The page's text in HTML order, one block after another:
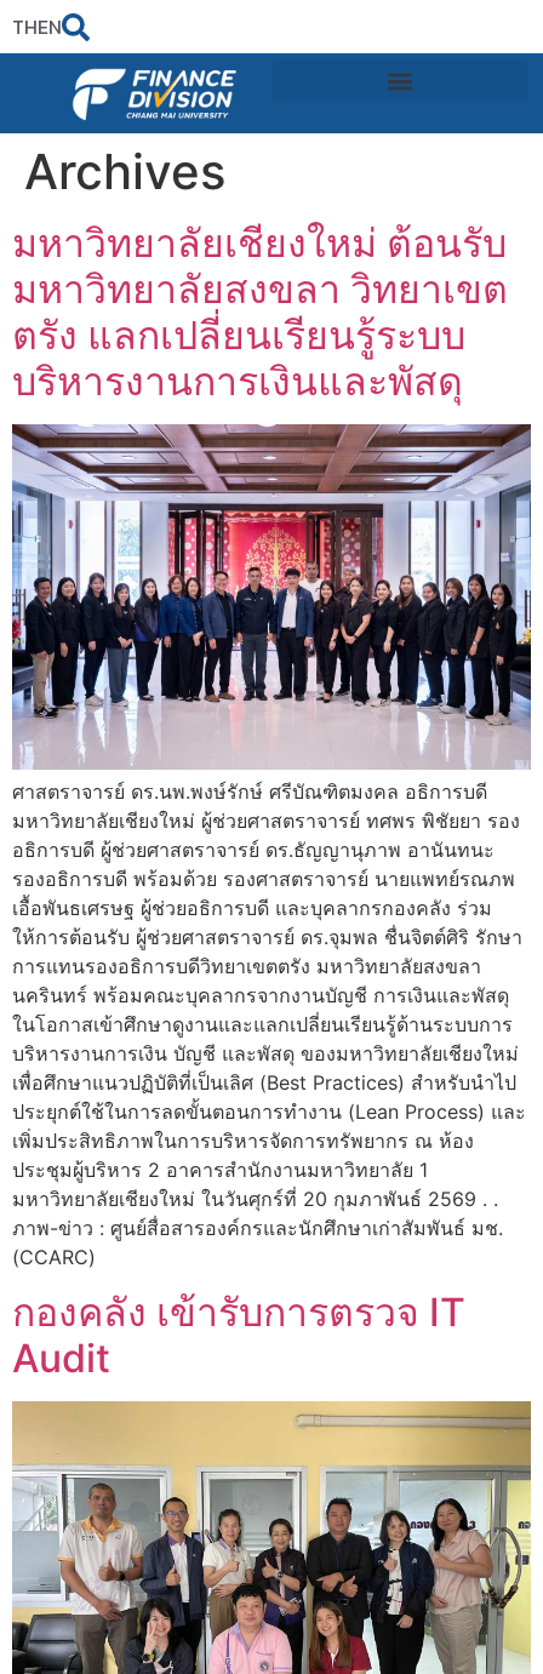
THEN
Archives
มหาวิทยาลัยเชียงใหม่ ต้อนรับ
มหาวิทยาลัยสงขลา วิทยาเขต
ตรัง แลกเปลี่ยนเรียนรู้ระบบ
บริหารงานการเงินและพัสดุ
ศาสตราจารย์ ดร.นพ.พงษ์รักษ์ ศรีบัณฑิตมงคล อธิการบดี
มหาวิทยาลัยเชียงใหม่ ผู้ช่วยศาสตราจารย์ ทศพร พิชัยยา รอง
อธิการบดี ผู้ช่วยศาสตราจารย์ ดร.ธัญญานุภาพ อานันทนะ
รองอธิการบดี พร้อมด้วย รองศาสตราจารย์ นายแพทย์รณภพ
เอื้อพันธเศรษฐ ผู้ช่วยอธิการบดี และบุคลากรกองคลัง ร่วม
ให้การต้อนรับ ผู้ช่วยศาสตราจารย์ ดร.จุมพล ชื่นจิตต์ศิริ รักษา
การแทนรองอธิการบดีวิทยาเขตตรัง มหาวิทยาลัยสงขลา
นครินทร์ พร้อมคณะบุคลากรจากงานบัญชี การเงินและพัสดุ
ในโอกาสเข้าศึกษาดูงานและแลกเปลี่ยนเรียนรู้ด้านระบบการ
บริหารงานการเงิน บัญชี และพัสดุ ของมหาวิทยาลัยเชียงใหม่
เพื่อศึกษาแนวปฏิบัติที่เป็นเลิศ (Best Practices) สำหรับนำไป
ประยุกต์ใช้ในการลดขั้นตอนการทำงาน (Lean Process) และ
เพิ่มประสิทธิภาพในการบริหารจัดการทรัพยากร ณ ห้อง
ประชุมผู้บริหาร 2 อาคารสำนักงานมหาวิทยาลัย 1
มหาวิทยาลัยเชียงใหม่ ในวันศุกร์ที่ 20 กุมภาพันธ์ 2569 . .
ภาพ-ข่าว : ศูนย์สื่อสารองค์กรและนักศึกษาเก่าสัมพันธ์ มช.
(CCARC)
กองคลัง เข้ารับการตรวจ IT
Audit